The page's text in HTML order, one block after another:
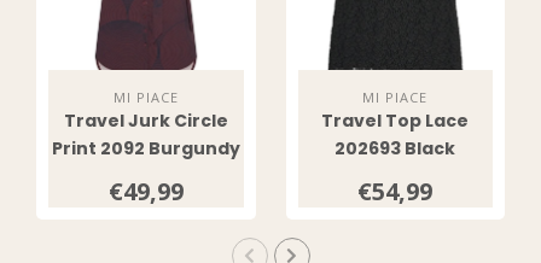
MI PIACE
Travel Jurk Circle
Print 2092 Burgundy
€49,99
MI PIACE
Travel Top Lace
202693 Black
€54,99